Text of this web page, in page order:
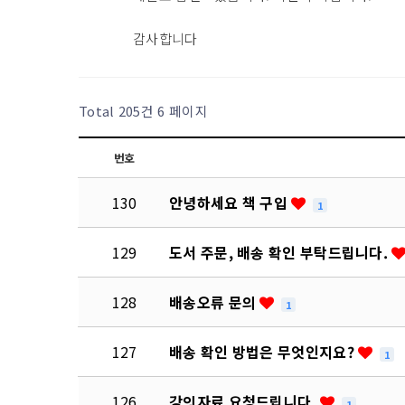
감사합니다
Total 205건 6 페이지
번호
130 안녕하세요 책 구입 1
129 도서 주문, 배송 확인 부탁드립니다.
128 배송오류 문의 1
127 배송 확인 방법은 무엇인지요? 1